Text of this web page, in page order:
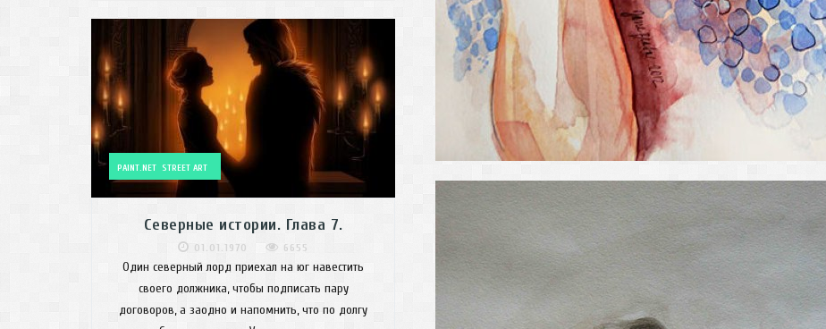
PAINT.NET STREET ART
Северные истории. Глава 7.
01.01.1970 6655
Один северный лорд приехал на юг навестить
своего должника, чтобы подписать пару
договоров, а заодно и напомнить, что по долгу